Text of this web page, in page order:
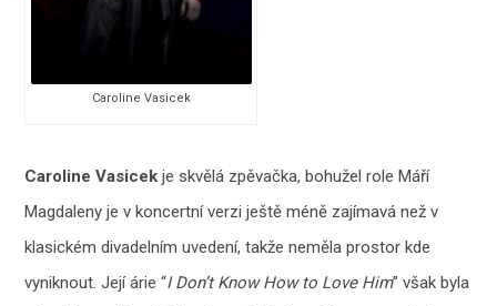
Caroline Vasicek
Caroline Vasicek je skvělá zpěvačka, bohužel role Máří
Magdaleny je v koncertní verzi ještě méně zajímavá než v
klasickém divadelním uvedení, takže neměla prostor kde
vyniknout. Její árie “I Don’t Know How to Love Him” však byla